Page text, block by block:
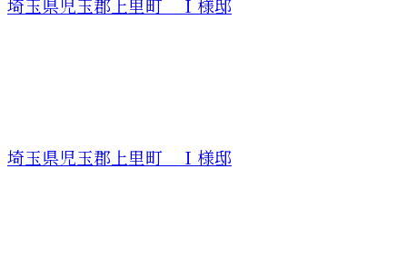
埼玉県児玉郡上里町 Ｉ様邸
埼玉県児玉郡上里町 Ｉ様邸